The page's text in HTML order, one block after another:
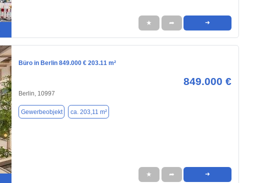
★ ➦ ➜
Büro in Berlin 849.000 € 203.11 m²
849.000 €
Berlin, 10997
Gewerbeobjekt ca. 203,11 m²
★ ➦ ➜